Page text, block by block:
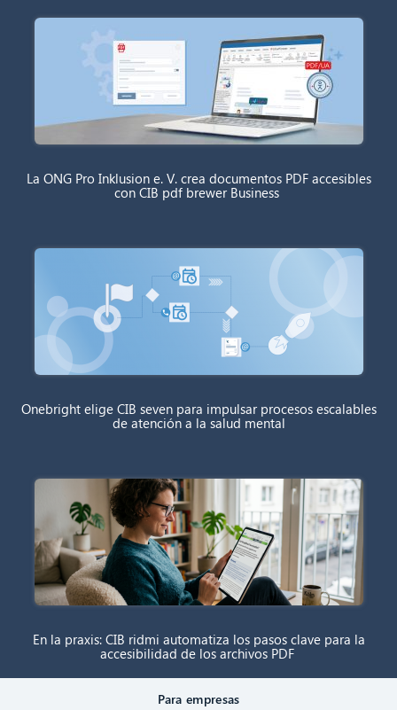
La ONG Pro Inklusion e. V. crea documentos PDF accesibles
con CIB pdf brewer Business
Onebright elige CIB seven para impulsar procesos escalables
de atención a la salud mental
En la praxis: CIB ridmi automatiza los pasos clave para la
accesibilidad de los archivos PDF
Para empresas